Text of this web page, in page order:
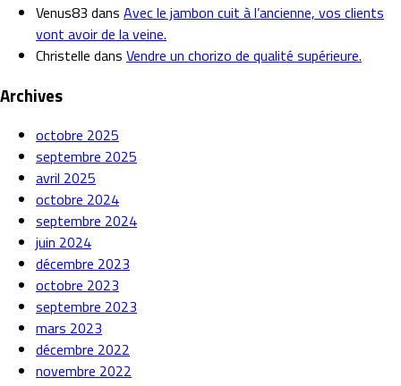
Venus83 dans Avec le jambon cuit à l’ancienne, vos clients
vont avoir de la veine.
Christelle dans Vendre un chorizo de qualité supérieure.
Archives
octobre 2025
septembre 2025
avril 2025
octobre 2024
septembre 2024
juin 2024
décembre 2023
octobre 2023
septembre 2023
mars 2023
décembre 2022
novembre 2022